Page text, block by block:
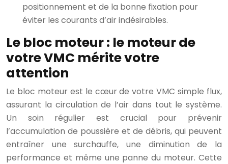
positionnement et de la bonne fixation pour
éviter les courants d’air indésirables.
Le bloc moteur : le moteur de
votre VMC mérite votre
attention
Le bloc moteur est le cœur de votre VMC simple flux,
assurant la circulation de l’air dans tout le système.
Un soin régulier est crucial pour prévenir
l’accumulation de poussière et de débris, qui peuvent
entraîner une surchauffe, une diminution de la
performance et même une panne du moteur. Cette